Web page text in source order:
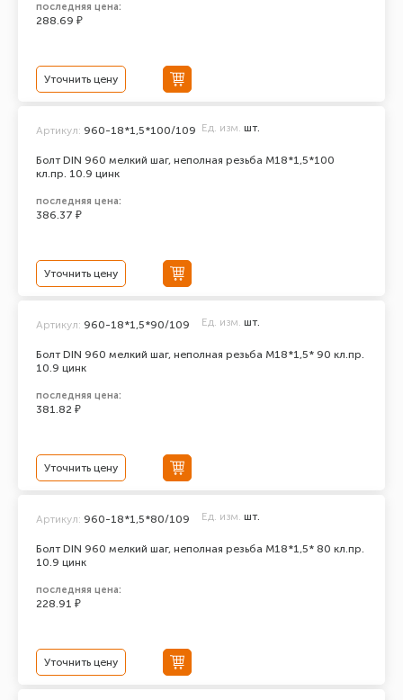
последняя цена:
288.69 ₽
Уточнить цену
Болт DIN 960 мелкий шаг, неполная резьба M18*1,5*100
кл.пр. 10.9 цинк
Артикул: 960-18*1,5*100/109 Ед. изм. шт.
последняя цена:
386.37 ₽
Уточнить цену
Болт DIN 960 мелкий шаг, неполная резьба M18*1,5* 90 кл.пр.
10.9 цинк
Артикул: 960-18*1,5*90/109 Ед. изм. шт.
последняя цена:
381.82 ₽
Уточнить цену
Болт DIN 960 мелкий шаг, неполная резьба M18*1,5* 80 кл.пр.
10.9 цинк
Артикул: 960-18*1,5*80/109 Ед. изм. шт.
последняя цена:
228.91 ₽
Уточнить цену